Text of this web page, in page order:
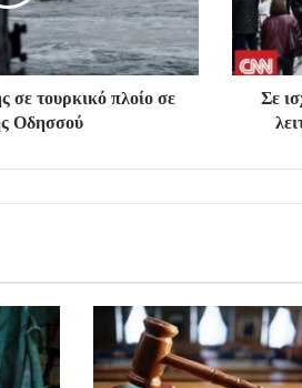
σε τουρκικό πλοίο σε
Οδησσού
Σε